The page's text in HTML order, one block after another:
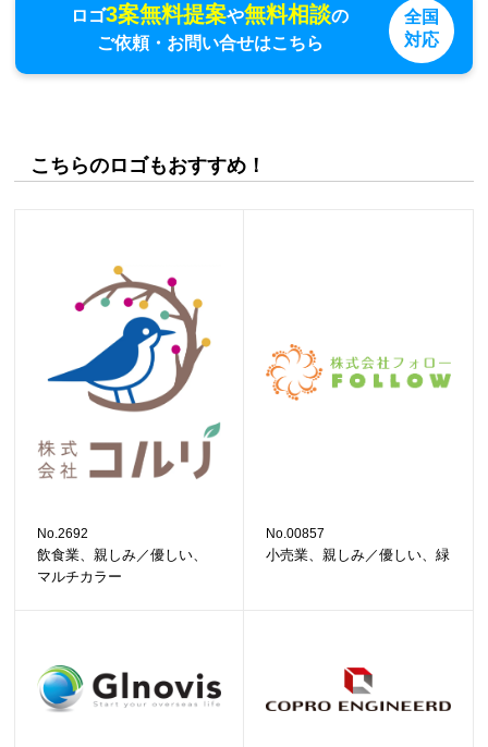
ロゴ3案無料提案や無料相談の
ご依頼・お問い合せはこちら
全国
対応
こちらのロゴもおすすめ！
No.2692
飲食業、親しみ／優しい、
マルチカラー
No.00857
小売業、親しみ／優しい、緑